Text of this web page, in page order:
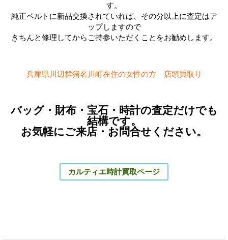
す。
純正ベルトに新品交換されていれば、その分以上に査定はア
ップしますので
きちんと修理してからご持参いただくことをお勧めします。
兵庫県川辺群猪名川町在住の女性の方 店頭買取り
バッグ・財布・宝石・時計の査定だけでも
結構です。
お気軽にご来店・お問合せください。
カルティエ時計買取ページ